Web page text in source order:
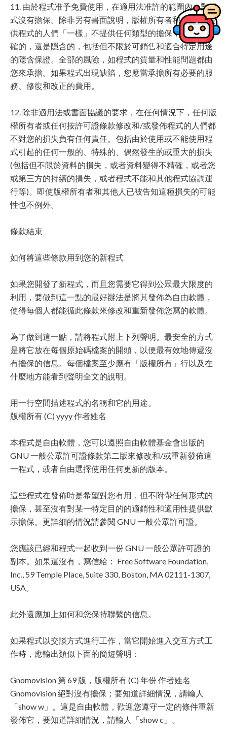
11. 由於程式准予免費使用，在適用法准許的範圍內，對程
式沒有擔保。除非另有書面說明，版權所有者和/或其他提
供程式的人們「一樣」不提供任何類型的擔保，不論是明
確的，還是隱含的，包括但不限於可銷售和適合特定用途
的隱含保證。全部的風險，如程式的質量和性能問題都由
您來承擔。如果程式出現缺陷，您應當承擔所有必要的服
務、修復和改正的費用。
12. 除非適用法或書面協議的要求，在任何情況下，任何版
權所有者或任何按許可證條款修改和/或發佈程式的人們都
不對您的損失負有任何責任。包括由於使用或不能使用程
式引起的任何一般的、特殊的、偶然發生的或重大的損失
(包括但不限於資料的損失，或者資料變得不精確，或者您
或第三方的持續的損失，或者程式不能和其他程式協調運
行等)。即使版權所有者和其他人已被告知這種損失的可能
性也不例外。
條款結束
如何將這些條款用到您的新程式
如果您開發了新程式，而且您需要它得到公眾最大限度的
利用，要做到這一點的最好辦法是將其發佈為自由軟體，
使得每個人都能循此條款來修改和重新發佈您寫的軟體。
為了做到這一點，請將程式附上下列聲明。最安全的方式
是將它放在每個原始碼檔案的開頭，以便最有效地傳遞沒
有擔保的信息。每個檔案至少應有「版權所有」行以及在
什麼地方能看到聲明全文的說明。
用一行空間描述程式的名稱和它的用途。
版權所有 (C) yyyy 作者姓名
本程式是自由軟體，您可以遵照自由軟體基金會出版的
GNU 一般公眾許可證條款第二版來修改和/或重新發佈這
一程式，或者自由選擇使用任何更新的版本。
這些程式在發佈時是希望對您有用，但不附帶任何形式的
擔保，甚至沒有對某一特定目的的適銷性和適用性提供默
示擔保。更詳細的情況請參閱 GNU 一般公眾許可證。
您應該已經和程式一起收到一份 GNU 一般公眾許可證的
副本。如果還沒有，寫信給： Free Software Foundation,
Inc., 59 Temple Place, Suite 330, Boston, MA 02111-1307,
USA。
此外還應加上如何和您保持聯繫的信息。
如果程式以交談方式進行工作，當它開始進入交互方式工
作時，應輸出類似下面的簡短聲明：
Gnomovision 第 69 版，版權所有 (C) 年份 作者姓名
Gnomovision 絕對沒有擔保；要知道詳細情況，請輸人
「show w」。這是自由軟體，歡迎您遵守一定的條件重新
發佈它，要知道詳細情況，請輸人「show c」。